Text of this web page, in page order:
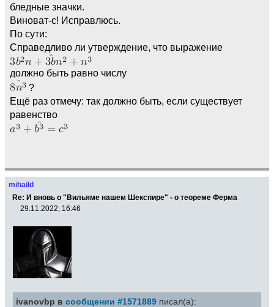
бледные значки.
Виноват-с! Исправлюсь.
По сути:
Справедливо ли утверждение, что выражение
должно быть равно числу
?
Ещё раз отмечу: так должно быть, если существует
равенство
mihaild
Re: И вновь о "Вильяме нашем Шекспире" - о теореме Ферма
29.11.2022, 16:46
ivanovbp в сообщении #1571889 писал(а):